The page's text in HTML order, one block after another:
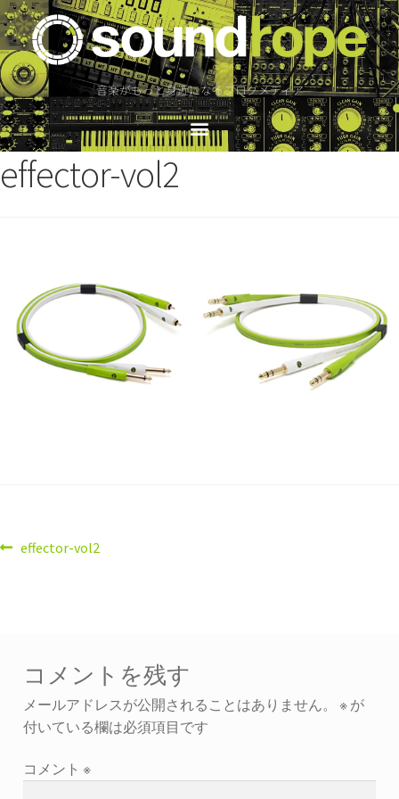
音楽がもっと身近になるブログメディア
effector-vol2
effector-vol2
コメントを残す
メールアドレスが公開されることはありません。 ※が
付いている欄は必須項目です
コメント ※